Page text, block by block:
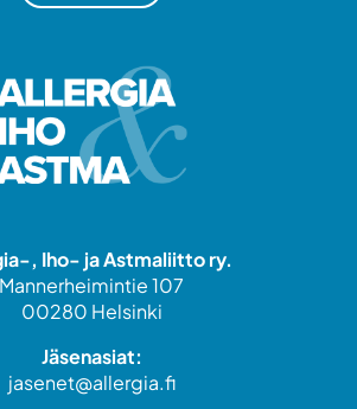
, Iho- ja Astmaliitto ry.
Mannerheimintie 107
00280 Helsinki
Jäsenasiat:
jasenet@allergia.fi